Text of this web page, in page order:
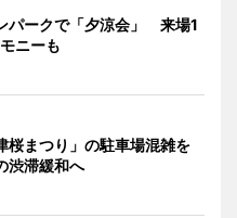
パークで「夕涼会」 来場1
ニーも
桜まつり」の駐車場混雑を
滞緩和へ